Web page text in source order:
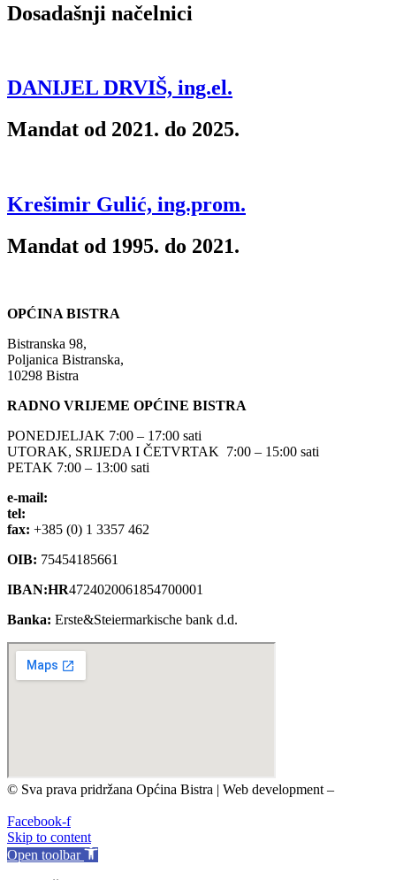
Dosadašnji načelnici
DANIJEL DRVIŠ, ing.el.
Mandat od 2021. do 2025.
Krešimir Gulić, ing.prom.
Mandat od 1995.​ do 2021.
OPĆINA BISTRA
Bistranska 98,
Poljanica Bistranska,
10298 Bistra
RADNO VRIJEME OPĆINE BISTRA
PONEDJELJAK 7:00 – 17:00 sati
UTORAK, SRIJEDA I ČETVRTAK 7:00 – 15:00 sati
PETAK 7:00 – 13:00 sati
e-mail:
tel:
fax: +385 (0) 1 3357 462
OIB: 75454185661
IBAN:HR4724020061854700001
Banka: Erste&Steiermarkische bank d.d.
© Sva prava pridržana Općina Bistra | Web development –
Facebook-f
Skip to content
Open toolbar